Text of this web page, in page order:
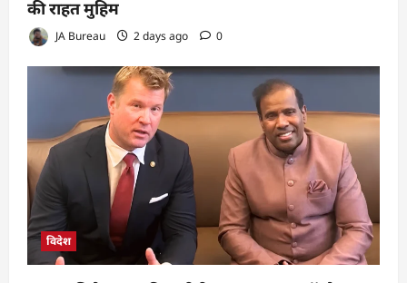
की राहत मुहिम
JA Bureau 2 days ago 0
विदेश